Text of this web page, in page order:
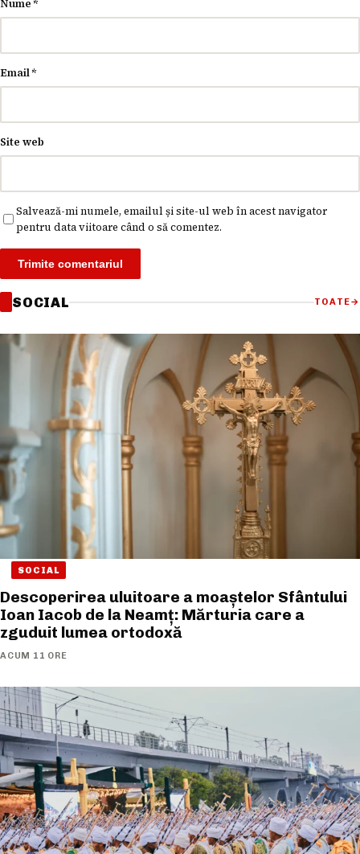
Nume*
Email*
Site web
Salvează-mi numele, emailul și site-ul web în acest navigator
pentru data viitoare când o să comentez.
SOCIAL TOATE→
SOCIAL
Descoperirea uluitoare a moaștelor Sfântului
Ioan Iacob de la Neamț: Mărturia care a
zguduit lumea ortodoxă
ACUM 11 ORE